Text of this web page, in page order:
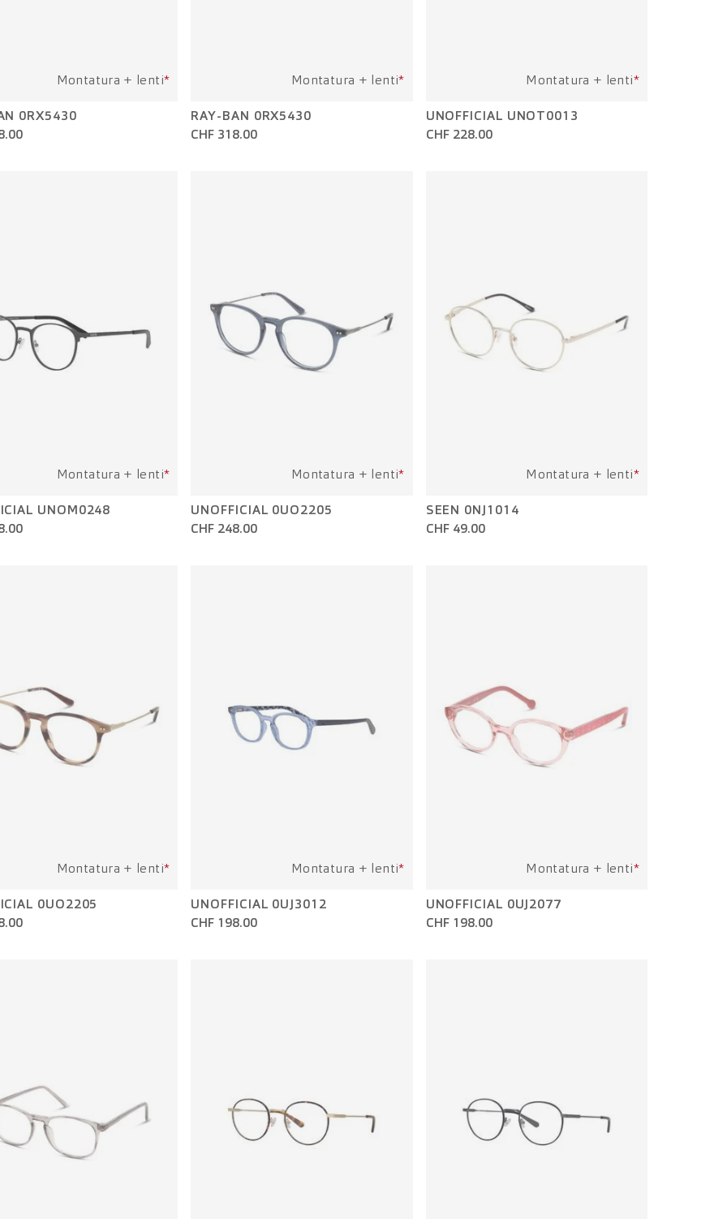
Montatura + lenti*
0RX5430
Montatura + lenti*
RAY-BAN 0RX5430
CHF 318.00
Montatura + lenti*
UNOFFICIAL UNOT0013
CHF 228.00
Montatura + lenti*
UNOM0248
Montatura + lenti*
UNOFFICIAL 0UO2205
CHF 248.00
Montatura + lenti*
SEEN 0NJ1014
CHF 49.00
Montatura + lenti*
0UO2205
Montatura + lenti*
UNOFFICIAL 0UJ3012
CHF 198.00
Montatura + lenti*
UNOFFICIAL 0UJ2077
CHF 198.00